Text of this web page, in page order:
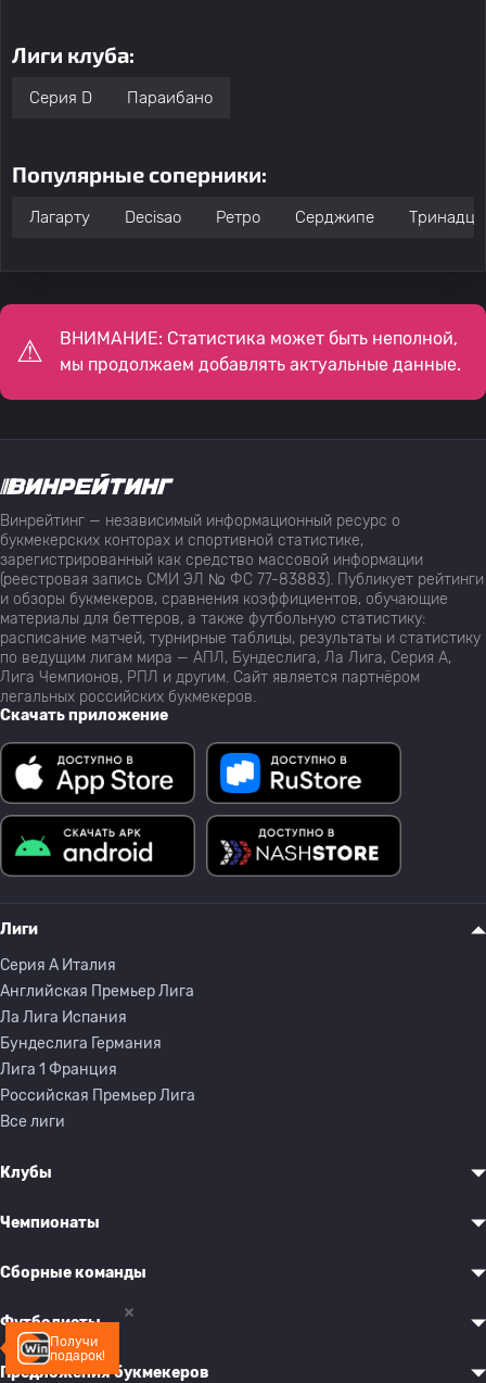
Лиги клуба:
Серия D Параибано
Популярные соперники:
Лагарту Decisao Ретро Серджипе
ВНИМАНИЕ: Статистика может быть неполной,
мы продолжаем добавлять актуальные данные.
Получи
подарок!
Винрейтинг — независимый информационный ресурс о
букмекерских конторах и спортивной статистике,
зарегистрированный как средство массовой информации
(реестровая запись СМИ ЭЛ № ФС 77-83883). Публикует рейтинги
и обзоры букмекеров, сравнения коэффициентов, обучающие
материалы для беттеров, а также футбольную статистику:
расписание матчей, турнирные таблицы, результаты и статистику
по ведущим лигам мира — АПЛ, Бундеслига, Ла Лига, Серия А,
Лига Чемпионов, РПЛ и другим. Сайт является партнёром
легальных российских букмекеров.
Скачать приложение
Лиги
Серия A Италия
Английская Премьер Лига
Ла Лига Испания
Бундеслига Германия
Лига 1 Франция
Российская Премьер Лига
Все лиги
Клубы
Чемпионаты
Сборные команды
Футболисты
Предложения букмекеров